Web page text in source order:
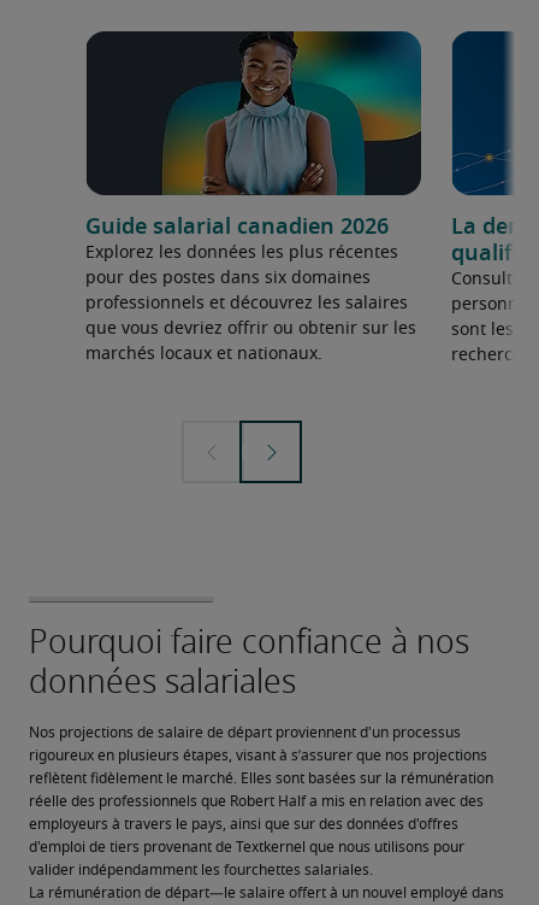
Guide salarial canadien 2026
Explorez les données les plus récentes
pour des postes dans six domaines
professionnels et découvrez les salaires
que vous devriez offrir ou obtenir sur les
marchés locaux et nationaux.
La
qualifié
Consultez
personnel
sont les
Nos projections de salaire de départ proviennent d'un processus
rigoureux en plusieurs étapes, visant à s’assurer que nos projections
reflètent fidèlement le marché. Elles sont basées sur la rémunération
réelle des professionnels que Robert Half a mis en relation avec des
employeurs à travers le pays, ainsi que sur des données d'offres
d'emploi de tiers provenant de Textkernel que nous utilisons pour
valider indépendamment les fourchettes salariales.
La rémunération de départ—le salaire offert à un nouvel employé dans